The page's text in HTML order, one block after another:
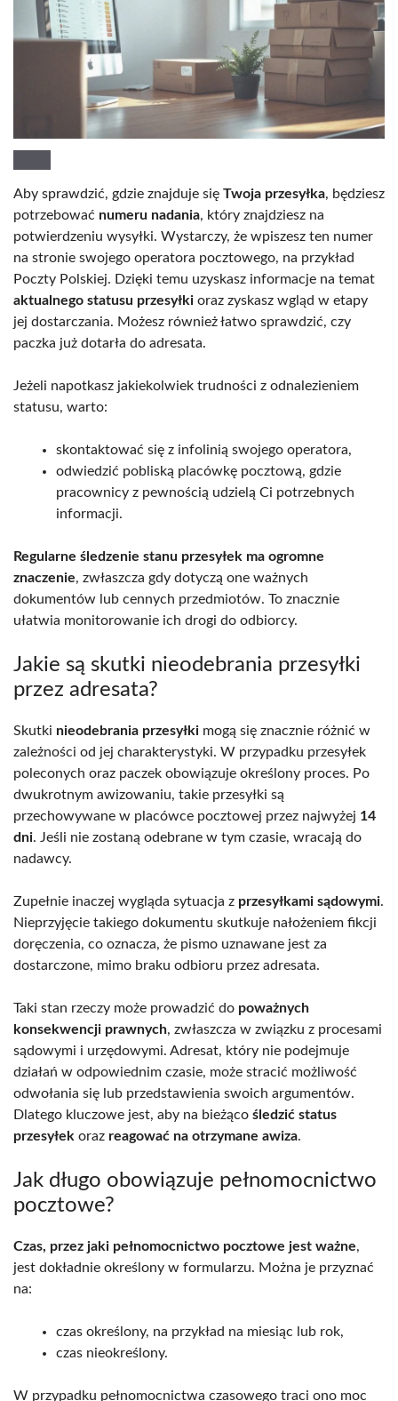
Aby sprawdzić, gdzie znajduje się Twoja przesyłka, będziesz
potrzebować numeru nadania, który znajdziesz na
potwierdzeniu wysyłki. Wystarczy, że wpiszesz ten numer
na stronie swojego operatora pocztowego, na przykład
Poczty Polskiej. Dzięki temu uzyskasz informacje na temat
aktualnego statusu przesyłki oraz zyskasz wgląd w etapy
jej dostarczania. Możesz również łatwo sprawdzić, czy
paczka już dotarła do adresata.
Jeżeli napotkasz jakiekolwiek trudności z odnalezieniem
statusu, warto:
skontaktować się z infolinią swojego operatora,
odwiedzić pobliską placówkę pocztową, gdzie
pracownicy z pewnością udzielą Ci potrzebnych
informacji.
Regularne śledzenie stanu przesyłek ma ogromne
znaczenie, zwłaszcza gdy dotyczą one ważnych
dokumentów lub cennych przedmiotów. To znacznie
ułatwia monitorowanie ich drogi do odbiorcy.
Jakie są skutki nieodebrania przesyłki
przez adresata?
Skutki nieodebrania przesyłki mogą się znacznie różnić w
zależności od jej charakterystyki. W przypadku przesyłek
poleconych oraz paczek obowiązuje określony proces. Po
dwukrotnym awizowaniu, takie przesyłki są
przechowywane w placówce pocztowej przez najwyżej 14
dni. Jeśli nie zostaną odebrane w tym czasie, wracają do
nadawcy.
Zupełnie inaczej wygląda sytuacja z przesyłkami sądowymi.
Nieprzyjęcie takiego dokumentu skutkuje nałożeniem fikcji
doręczenia, co oznacza, że pismo uznawane jest za
dostarczone, mimo braku odbioru przez adresata.
Taki stan rzeczy może prowadzić do poważnych
konsekwencji prawnych, zwłaszcza w związku z procesami
sądowymi i urzędowymi. Adresat, który nie podejmuje
działań w odpowiednim czasie, może stracić możliwość
odwołania się lub przedstawienia swoich argumentów.
Dlatego kluczowe jest, aby na bieżąco śledzić status
przesyłek oraz reagować na otrzymane awiza.
Jak długo obowiązuje pełnomocnictwo
pocztowe?
Czas, przez jaki pełnomocnictwo pocztowe jest ważne,
jest dokładnie określony w formularzu. Można je przyznać
na:
czas określony, na przykład na miesiąc lub rok,
czas nieokreślony.
W przypadku pełnomocnictwa czasowego traci ono moc